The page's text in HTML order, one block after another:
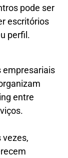
pode ser
escritórios
perfil.
empresariais
entre
vezes,